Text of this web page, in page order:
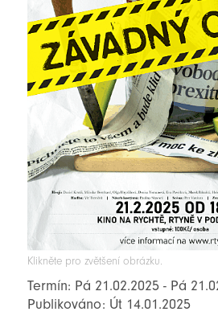
Klikněte pro zvětšení obrázku.
Termín: Pá 21.02.2025 - Pá
Publikováno: Út 14.01.2025